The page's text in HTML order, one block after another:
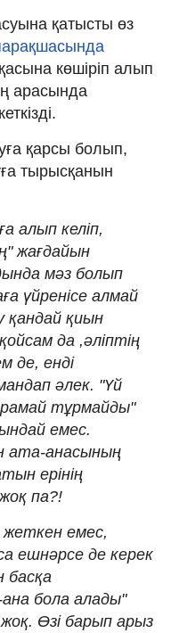
қатысты өз
көшіріп алып
арасында
қарсы болып,
тырысқанын
алып келіп,
жағдайын
мәз болып
үйренісе алмай
қандай қиын
да ,әліптің
де, енді
әлек. "Үй
тұрмайды"
емес.
ата-анасының
ерінің
па?!
жеткен емес,
ешнәрсе де керек
басқа
бола алады"
Өзі барып арыз